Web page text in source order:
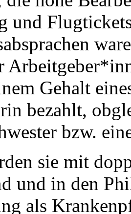
und
Gehalt
bezahlt,
bzw.
sie mit
und in den
als